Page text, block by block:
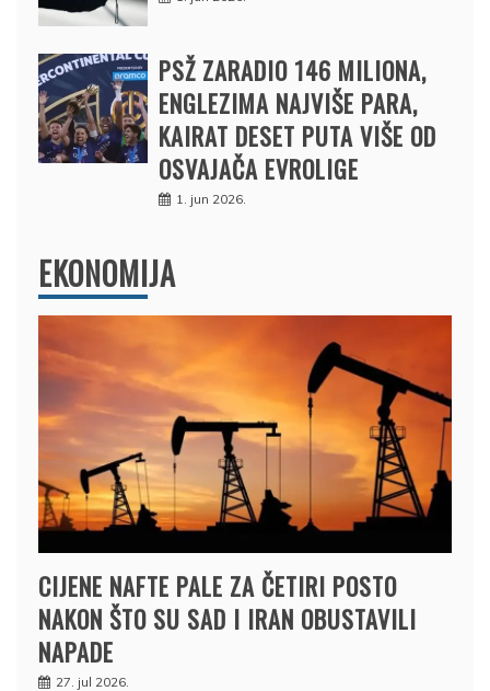
PSŽ ZARADIO 146 MILIONA,
ENGLEZIMA NAJVIŠE PARA,
KAIRAT DESET PUTA VIŠE OD
OSVAJAČA EVROLIGE
1. jun 2026.
EKONOMIJA
CIJENE NAFTE PALE ZA ČETIRI POSTO
NAKON ŠTO SU SAD I IRAN OBUSTAVILI
NAPADE
27. jul 2026.